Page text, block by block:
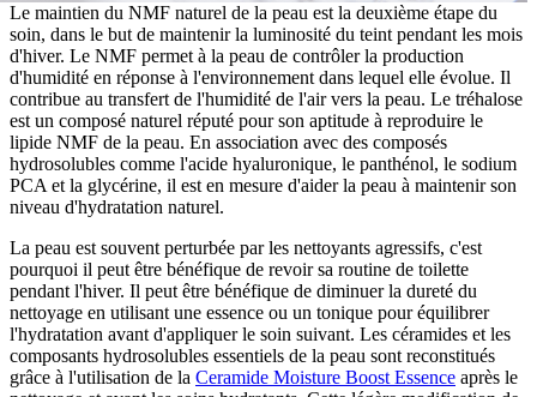
Le maintien du NMF naturel de la peau est la deuxième étape du
soin, dans le but de maintenir la luminosité du teint pendant les mois
d'hiver. Le NMF permet à la peau de contrôler la production
d'humidité en réponse à l'environnement dans lequel elle évolue. Il
contribue au transfert de l'humidité de l'air vers la peau. Le tréhalose
est un composé naturel réputé pour son aptitude à reproduire le
lipide NMF de la peau. En association avec des composés
hydrosolubles comme l'acide hyaluronique, le panthénol, le sodium
PCA et la glycérine, il est en mesure d'aider la peau à maintenir son
niveau d'hydratation naturel.
La peau est souvent perturbée par les nettoyants agressifs, c'est
pourquoi il peut être bénéfique de revoir sa routine de toilette
pendant l'hiver. Il peut être bénéfique de diminuer la dureté du
nettoyage en utilisant une essence ou un tonique pour équilibrer
l'hydratation avant d'appliquer le soin suivant. Les céramides et les
composants hydrosolubles essentiels de la peau sont reconstitués
grâce à l'utilisation de la Ceramide Moisture Boost Essence après le